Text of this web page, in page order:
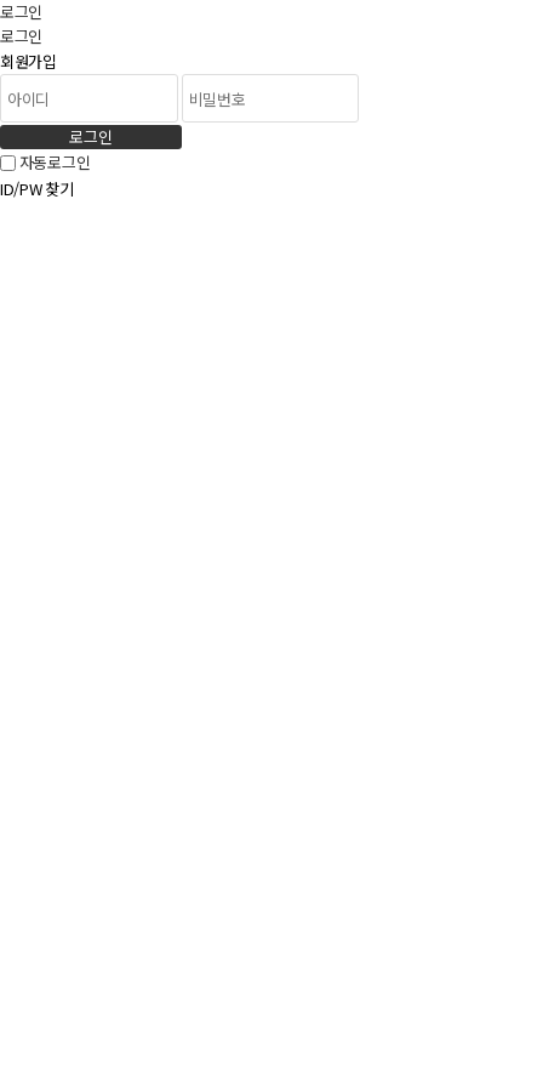
로그인
로그인
회원가입
로그인
자동로그인
ID/PW 찾기